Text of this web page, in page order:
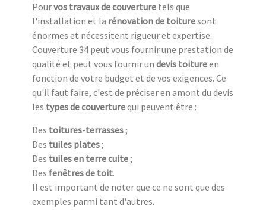
Pourvos travaux de couverture tels que
l'installation et la rénovation de toituresont
énormes et nécessitent rigueur et expertise.
Couverture 34 peut vous fournir une prestation de
qualité et peut vous fournir un devis toitureen
fonction de votre budget et de vos exigences. Ce
qu'il faut faire, c'est de préciser en amont du devis
les types de couverturequi peuvent être :
Des toitures-terrasses;
Des tuiles plates;
Des tuiles en terre cuite;
Des fenêtres de toit.
Il est important de noter que ce ne sont que des
exemples parmi tant d'autres.